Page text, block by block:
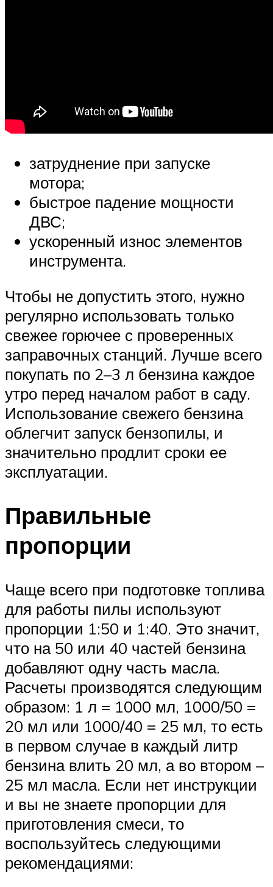
затруднение при запуске
мотора;
быстрое падение мощности
ДВС;
ускоренный износ элементов
инструмента.
Чтобы не допустить этого, нужно
регулярно использовать только
свежее горючее с проверенных
заправочных станций. Лучше всего
покупать по 2–3 л бензина каждое
утро перед началом работ в саду.
Использование свежего бензина
облегчит запуск бензопилы, и
значительно продлит сроки ее
эксплуатации.
Правильные
пропорции
Чаще всего при подготовке топлива
для работы пилы используют
пропорции 1:50 и 1:40. Это значит,
что на 50 или 40 частей бензина
добавляют одну часть масла.
Расчеты производятся следующим
образом: 1 л = 1000 мл, 1000/50 =
20 мл или 1000/40 = 25 мл, то есть
в первом случае в каждый литр
бензина влить 20 мл, а во втором –
25 мл масла. Если нет инструкции
и вы не знаете пропорции для
приготовления смеси, то
воспользуйтесь следующими
рекомендациями: